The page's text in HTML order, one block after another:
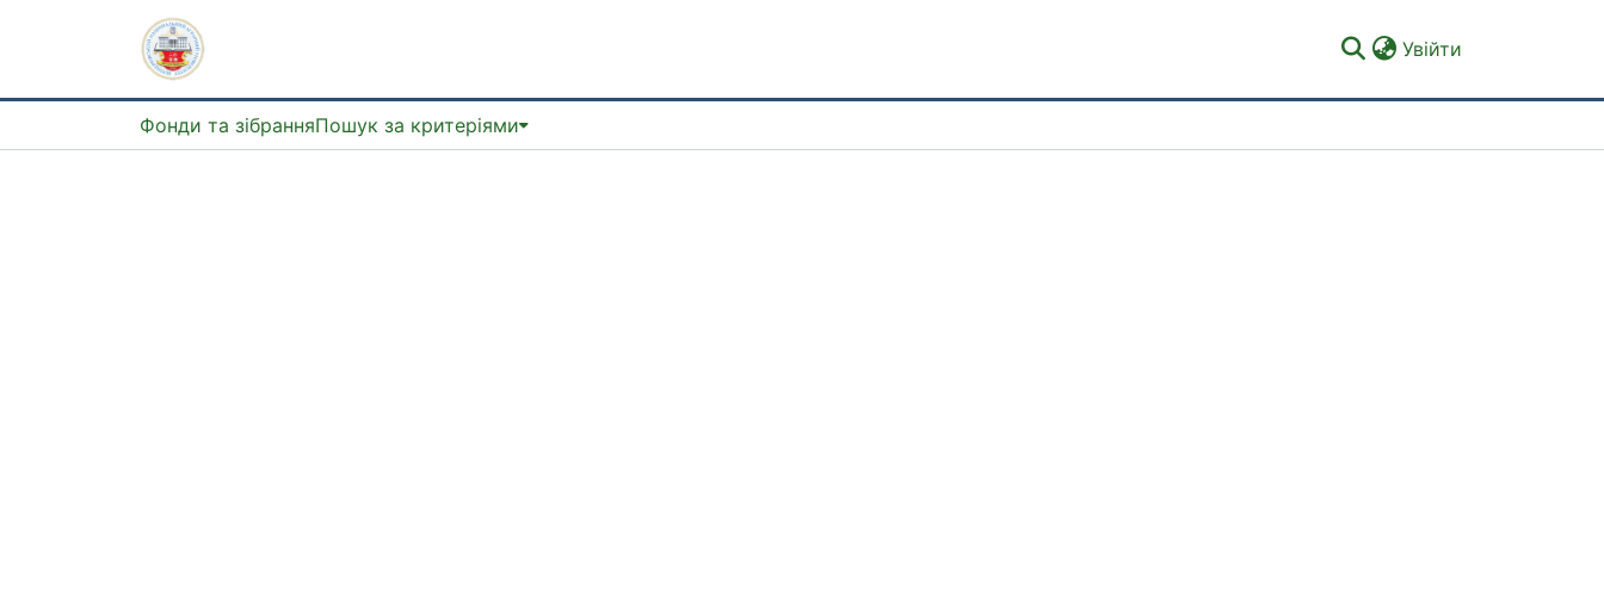
Увійти
Фонди та зібранняПошук за критеріями